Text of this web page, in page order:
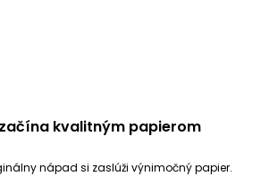
kvalitným papierom
nápad si zaslúži výnimočný papier.